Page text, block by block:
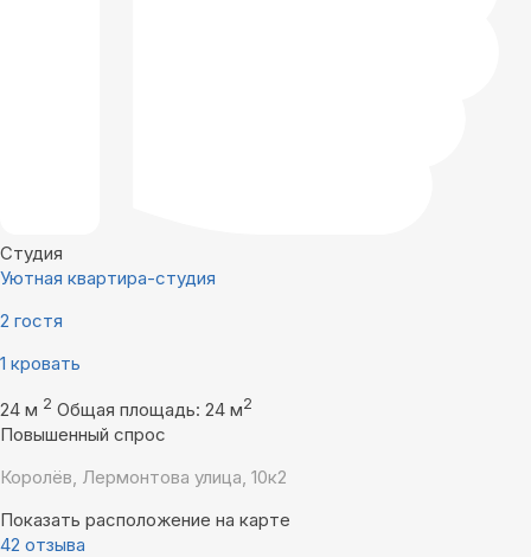
Студия
Уютная квартира-студия
2 гостя
1 кровать
24 м 2 Общая площадь: 24 м2
Повышенный спрос
Королёв, Лермонтова улица, 10к2
Показать расположение на карте
42 отзыва